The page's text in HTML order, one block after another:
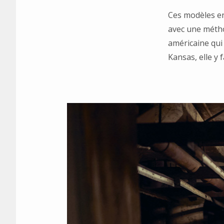
Ces modèles
avec une
américaine
Kansas, elle y